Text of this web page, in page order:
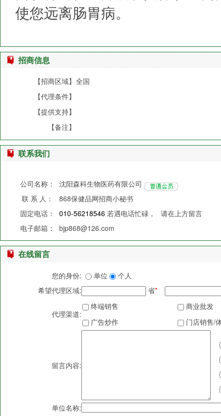
使您远离肠胃病。
招商信息
【招商区域】 全国
【代理条件】
【提供支持】
【备注】
联系我们
公司名称：
沈阳森科生物医药有限公司
联 系 人：
868保健品网招商小秘书
固定电话：
010-56218546 若遇电话忙碌，
请在上方留言
电子邮箱：
bjp868@126.com
在线留言
您的身份: 单位
个人
希望代理区域:
省*
代理渠道:
终端销售
商业批发
广告炒作
门店销售/
留言内容:
单位名称: